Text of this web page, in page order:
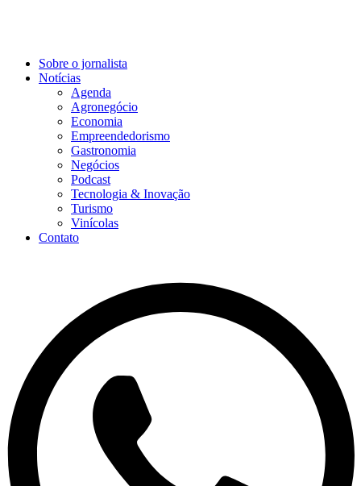
Sobre o jornalista
Notícias
Agenda
Agronegócio
Economia
Empreendedorismo
Gastronomia
Negócios
Podcast
Tecnologia & Inovação
Turismo
Vinícolas
Contato